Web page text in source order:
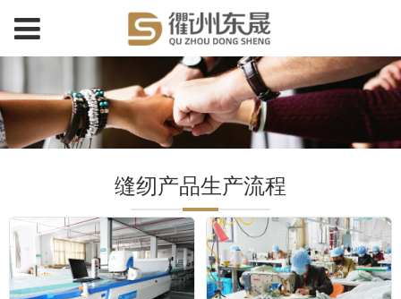
缝纫产品生产流程